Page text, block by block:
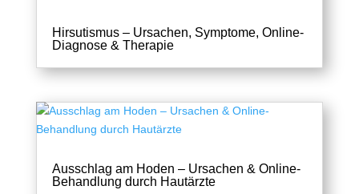
Hirsutismus – Ursachen, Symptome, Online-
Diagnose & Therapie
Ausschlag am Hoden – Ursachen & Online-
Behandlung durch Hautärzte